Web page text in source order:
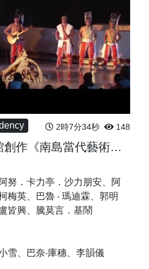
2時7分34秒 148
2010 表演藝術駐館創作《南島當代藝術：身體 勞動 儀式 歌舞 & 瓦器裡的寶貝》-完整演出
努．卡力亭．沙力朋安、阿
梅英、巴魯 ‧ 瑪迪霖、郭明
皆興、騰莫言．基鬧
雪、巴奈‧庫穗、李韻儀